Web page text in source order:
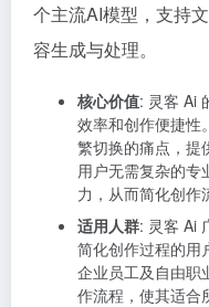
个主流AI模型，支持
容生成与处理。
核心价值: 灵客 Ai
效率和创作便捷性
繁切换的痛点，提
用户无需复杂的专
力，从而简化创作
适用人群: 灵客 Ai
简化创作过程的用
企业员工及自由职
作流程，使其适合